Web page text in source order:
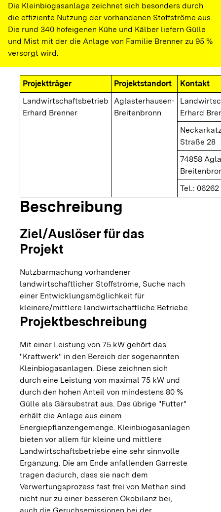
Die Kleinbiogasanlage zeichnet sich besonders durch
die effiziente Nutzung der vorhandenen Stoffströme aus.
Die rund 340 hofeigenen Kühe und Kälber liefern Gülle
und Mist mit der die Anlage von Familie Brenner zu 95 %
versorgt wird.
Projektträger Projektstandort
Kontakt
Landwirtschaftsbetrieb
Erhard Brenner
Aglasterhausen-
Breitenbronn
Erhard
Straße 28
74858
Tel.:
Beschreibung
Ziel/Auslöser für das
Projekt
Nutzbarmachung vorhandener
landwirtschaftlicher Stoffströme, Suche nach
einer Entwicklungsmöglichkeit für
kleinere/mittlere landwirtschaftliche Betriebe.
Projektbeschreibung
Mit einer Leistung von 75 kW gehört das
"Kraftwerk" in den Bereich der sogenannten
Kleinbiogasanlagen. Diese zeichnen sich
durch eine Leistung von maximal 75 kW und
durch den hohen Anteil von mindestens 80 %
Gülle als Gärsubstrat aus. Das übrige "Futter"
erhält die Anlage aus einem
Energiepflanzengemenge. Kleinbiogasanlagen
bieten vor allem für kleine und mittlere
Landwirtschaftsbetriebe eine sehr sinnvolle
Ergänzung. Die am Ende anfallenden Gärreste
tragen dadurch, dass sie nach dem
Verwertungsprozess fast frei von Methan sind
nicht nur zu einer besseren Ökobilanz bei,